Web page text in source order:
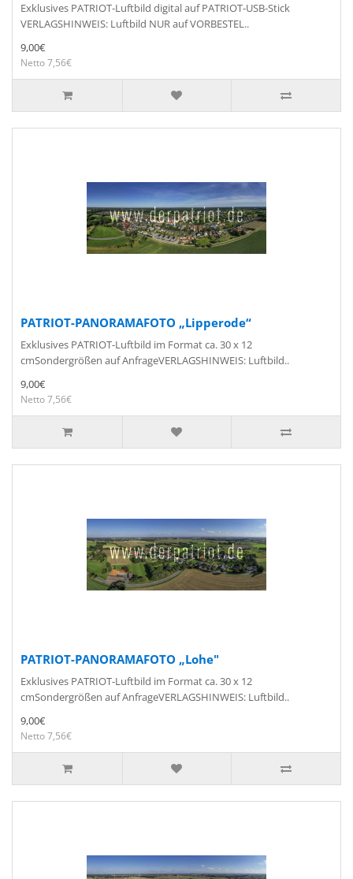
Exklusives PATRIOT-Luftbild digital auf PATRIOT-USB-Stick
VERLAGSHINWEIS: Luftbild NUR auf VORBESTEL..
9,00€
Netto 7,56€
PATRIOT-PANORAMAFOTO „Lipperode“
Exklusives PATRIOT-Luftbild im Format ca. 30 x 12
cmSondergrößen auf AnfrageVERLAGSHINWEIS: Luftbild..
9,00€
Netto 7,56€
PATRIOT-PANORAMAFOTO „Lohe"
Exklusives PATRIOT-Luftbild im Format ca. 30 x 12
cmSondergrößen auf AnfrageVERLAGSHINWEIS: Luftbild..
9,00€
Netto 7,56€